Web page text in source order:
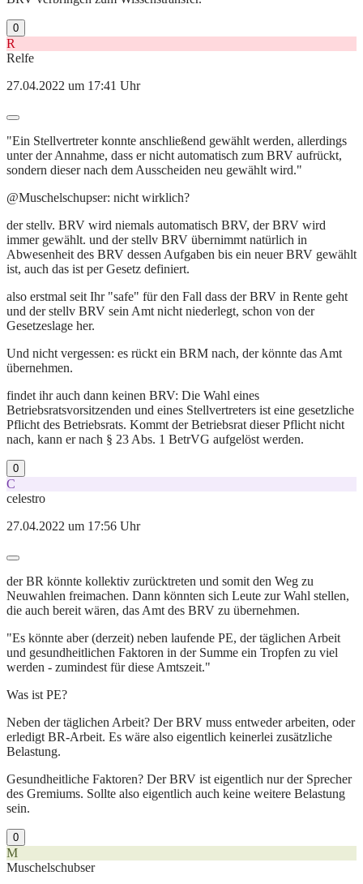
0
R
Relfe
27.04.2022 um 17:41 Uhr
"Ein Stellvertreter konnte anschließend gewählt werden, allerdings
unter der Annahme, dass er nicht automatisch zum BRV aufrückt,
sondern dieser nach dem Ausscheiden neu gewählt wird."
@Muschelschupser: nicht wirklich?
der stellv. BRV wird niemals automatisch BRV, der BRV wird
immer gewählt. und der stellv BRV übernimmt natürlich in
Abwesenheit des BRV dessen Aufgaben bis ein neuer BRV gewählt
ist, auch das ist per Gesetz definiert.
also erstmal seit Ihr "safe" für den Fall dass der BRV in Rente geht
und der stellv BRV sein Amt nicht niederlegt, schon von der
Gesetzeslage her.
Und nicht vergessen: es rückt ein BRM nach, der könnte das Amt
übernehmen.
findet ihr auch dann keinen BRV: Die Wahl eines
Betriebsratsvorsitzenden und eines Stellvertreters ist eine gesetzliche
Pflicht des Betriebsrats. Kommt der Betriebsrat dieser Pflicht nicht
nach, kann er nach § 23 Abs. 1 BetrVG aufgelöst werden.
0
C
celestro
27.04.2022 um 17:56 Uhr
der BR könnte kollektiv zurücktreten und somit den Weg zu
Neuwahlen freimachen. Dann könnten sich Leute zur Wahl stellen,
die auch bereit wären, das Amt des BRV zu übernehmen.
"Es könnte aber (derzeit) neben laufende PE, der täglichen Arbeit
und gesundheitlichen Faktoren in der Summe ein Tropfen zu viel
werden - zumindest für diese Amtszeit."
Was ist PE?
Neben der täglichen Arbeit? Der BRV muss entweder arbeiten, oder
erledigt BR-Arbeit. Es wäre also eigentlich keinerlei zusätzliche
Belastung.
Gesundheitliche Faktoren? Der BRV ist eigentlich nur der Sprecher
des Gremiums. Sollte also eigentlich auch keine weitere Belastung
sein.
0
M
Muschelschubser